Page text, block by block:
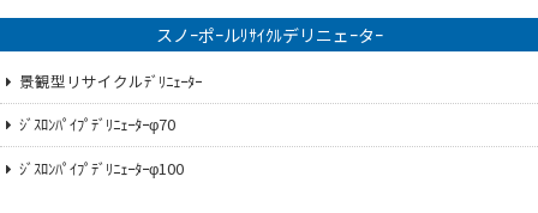
スノｰポｰルﾘｻｲｸﾙデリニェｰタｰ
景観型リサイクルﾃﾞﾘﾆｪｰﾀｰ
ｼﾞｽﾛﾝﾊﾟｲﾌﾟﾃﾞﾘﾆｪｰﾀｰφ70
ｼﾞｽﾛﾝﾊﾟｲﾌﾟﾃﾞﾘﾆｪｰﾀｰφ100